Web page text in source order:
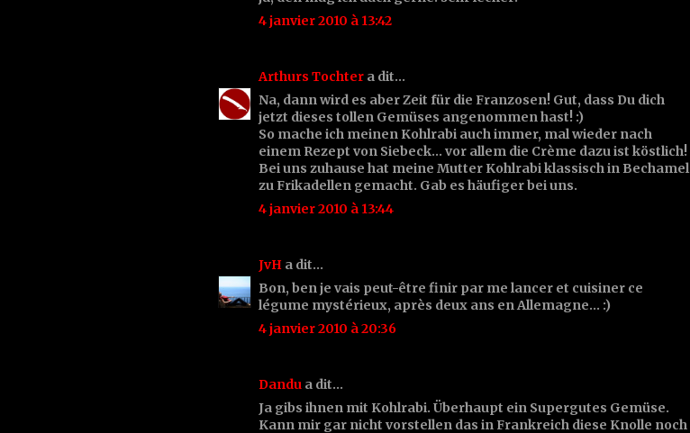
4 janvier 2010 à 13:42
Arthurs Tochter a dit…
Na, dann wird es aber Zeit für die Franzosen! Gut, dass Du dich
jetzt dieses tollen Gemüses angenommen hast! :)
So mache ich meinen Kohlrabi auch immer, mal wieder nach
einem Rezept von Siebeck... vor allem die Crème dazu ist köstlich!
Bei uns zuhause hat meine Mutter Kohlrabi klassisch in Bechamel
zu Frikadellen gemacht. Gab es häufiger bei uns.
4 janvier 2010 à 13:44
JvH a dit…
Bon, ben je vais peut-être finir par me lancer et cuisiner ce
légume mystérieux, après deux ans en Allemagne... :)
4 janvier 2010 à 20:36
Dandu a dit…
Ja gibs ihnen mit Kohlrabi. Überhaupt ein Supergutes Gemüse.
Kann mir gar nicht vorstellen das in Frankreich diese Knolle noch